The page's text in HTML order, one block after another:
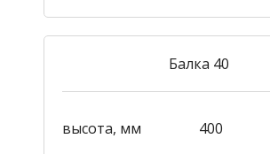
Балка 40
высота, мм 400